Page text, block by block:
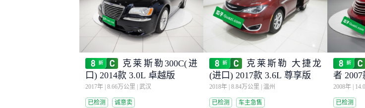
克莱斯勒300C(进
口) 2014款 3.0L 卓越版
2017年 8.66万公里 武汉
已检测 诚意卖
克莱斯勒 大捷龙
(进口) 2017款 3.6L 尊享版
2018年 8.84万公里 温州
已检测 车主急售
者 2007
2008年
已检测